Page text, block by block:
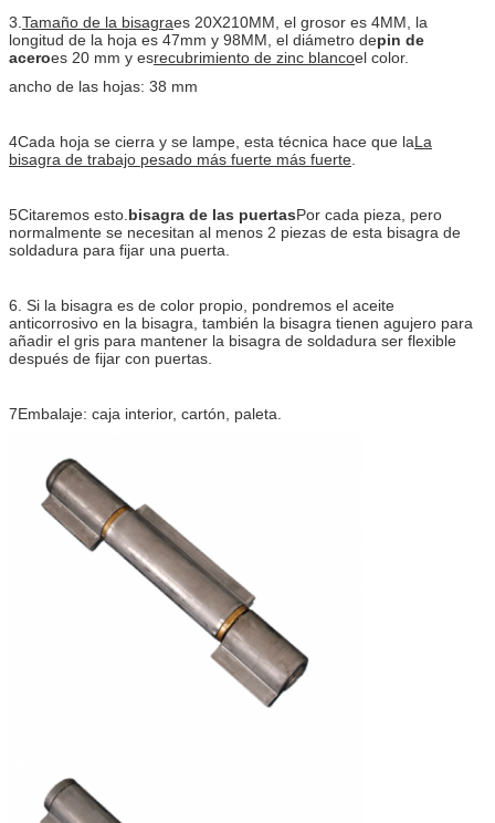
3. Tamaño de la bisagraes 20X210MM, el grosor es 4MM, la
longitud de la hoja es 47mm y 98MM, el diámetro depin de
aceroes 20 mm y esrecubrimiento de zinc blancoel color.
ancho de las hojas: 38 mm
4Cada hoja se cierra y se lampe, esta técnica hace que laLa
bisagra de trabajo pesado más fuerte más fuerte
5Citaremos esto. bisagra de las puertasPor cada pieza, pero
normalmente se necesitan al menos 2 piezas de esta bisagra de
soldadura para fijar una puerta.
6. Si la bisagra es de color propio, pondremos el aceite
anticorrosivo en la bisagra, también la bisagra tienen agujero para
añadir el gris para mantener la bisagra de soldadura ser flexible
después de fijar con puertas.
7Embalaje: caja interior, cartón, paleta.